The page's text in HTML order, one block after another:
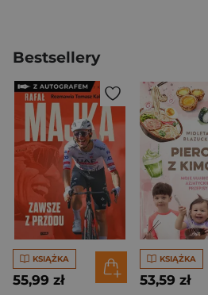
Bestsellery
KSIĄŻKA
55,99 zł
KSIĄŻKA
53,59 zł